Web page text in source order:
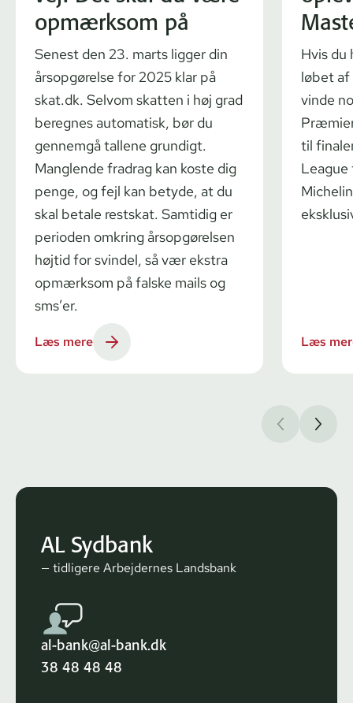
opmærksom på
Senest den 23. marts ligger din
årsopgørelse for 2025 klar på
skat.dk. Selvom skatten i høj grad
beregnes automatisk, bør du
gennemgå tallene grundigt.
Manglende fradrag kan koste dig
penge, og fejl kan betyde, at du
skal betale restskat. Samtidig er
perioden omkring årsopgørelsen
højtid for svindel, så vær ekstra
opmærksom på falske mails og
sms’er.
Læs mere
Hvis du
løbet af
vinde
til
League
Læs
AL Sydbank
— tidligere Arbejdernes Landsbank
al-bank@al-bank.dk
38 48 48 48